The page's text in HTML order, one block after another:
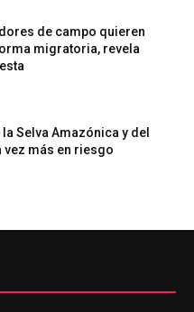
de campo quieren
migratoria, revela
Selva Amazónica y del
vez más en riesgo